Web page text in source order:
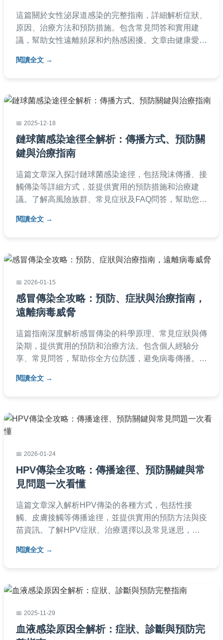
這篇關於女性泌尿道感染的完整指南，詳細解析症狀、
原因、治療方法和預防措施。包含常見問答和實用建
議，幫助女性遠離頻尿和灼熱感困擾。文章由健康愛好
層女性參考。
閱讀全文
2025-12-18
鏈球菌感染途徑全解析：傳播方式、預防關
鍵與治療指南
這篇文章深入探討鏈球菌感染途徑，包括飛沫傳播、接
觸傳染等詳細方式，並提供實用的預防措施和治療建
議。了解高風險族群、常見症狀及FAQ問答，幫助您有
閱讀全文
2026-01-15
感冒傳染全攻略：預防、症狀與治療指南，
遠離病毒威脅
這篇指南深度解析感冒傳染的科學原理、常見症狀與傳
染期，提供實用的預防和治療方法。包含個人經驗分
享、常見問答，幫助你全方位防護，避免病毒傳播。無
風險。
閱讀全文
2026-01-24
HPV傳染全攻略：傳播途徑、預防關鍵與常
見問題一次看懂
這篇文章深入解析HPV傳染的各種方式，包括性接
觸、皮膚接觸等傳播途徑，並提供實用的預防方法與疫
苗資訊。了解HPV症狀、治療選擇以及常見迷思，幫
意事項，以及專業醫師建議，讓您遠離HPV威脅。
閱讀全文
2025-11-29
血液感染原因全解析：症狀、診斷與預防完